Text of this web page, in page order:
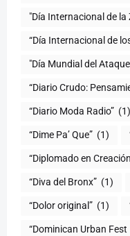
"Día Internacional de la
“Día Internacional de
"Día Mundial del
“Diario Crudo:
“Diario Moda Radio” (1)
“Dime Pa’ Que” (1)
“Diplomado en
“Diva del Bronx” (1)
“Dolor original” (1)
“Dominican Urban Fest